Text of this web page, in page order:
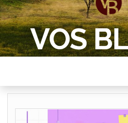
VOS